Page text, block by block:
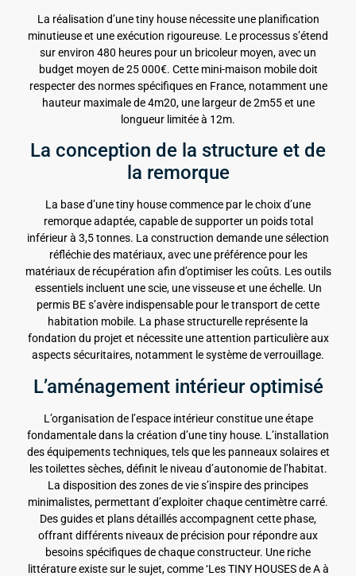
La réalisation d’une tiny house nécessite une planification
minutieuse et une exécution rigoureuse. Le processus s’étend
sur environ 480 heures pour un bricoleur moyen, avec un
budget moyen de 25 000€. Cette mini-maison mobile doit
respecter des normes spécifiques en France, notamment une
hauteur maximale de 4m20, une largeur de 2m55 et une
longueur limitée à 12m.
La conception de la structure et de
la remorque
La base d’une tiny house commence par le choix d’une
remorque adaptée, capable de supporter un poids total
inférieur à 3,5 tonnes. La construction demande une sélection
réfléchie des matériaux, avec une préférence pour les
matériaux de récupération afin d’optimiser les coûts. Les outils
essentiels incluent une scie, une visseuse et une échelle. Un
permis BE s’avère indispensable pour le transport de cette
habitation mobile. La phase structurelle représente la
fondation du projet et nécessite une attention particulière aux
aspects sécuritaires, notamment le système de verrouillage.
L’aménagement intérieur optimisé
L’organisation de l’espace intérieur constitue une étape
fondamentale dans la création d’une tiny house. L’installation
des équipements techniques, tels que les panneaux solaires et
les toilettes sèches, définit le niveau d’autonomie de l’habitat.
La disposition des zones de vie s’inspire des principes
minimalistes, permettant d’exploiter chaque centimètre carré.
Des guides et plans détaillés accompagnent cette phase,
offrant différents niveaux de précision pour répondre aux
besoins spécifiques de chaque constructeur. Une riche
littérature existe sur le sujet, comme ‘Les TINY HOUSES de A à